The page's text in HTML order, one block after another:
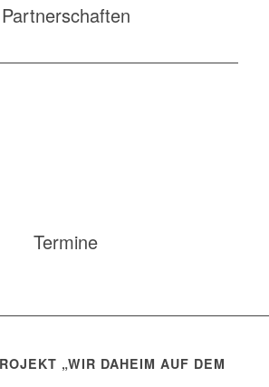
Partnerschaften
Termine
„WIR DAHEIM AUF DEM